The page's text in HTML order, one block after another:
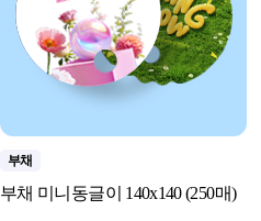
부채
부채 미니동글이 140x140 (250매)